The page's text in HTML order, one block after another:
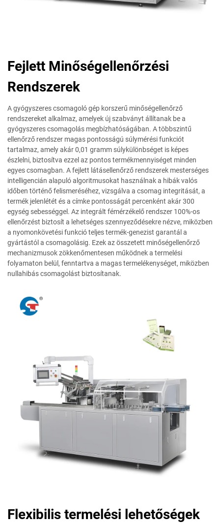
Fejlett Minőségellenőrzési
Rendszerek
A gyógyszeres csomagoló gép korszerű minőségellenőrző
rendszereket alkalmaz, amelyek új szabványt állítanak be a
gyógyszeres csomagolás megbízhatóságában. A többszintű
ellenőrző rendszer magas pontosságú súlymérési funkciót
tartalmaz, amely akár 0,01 gramm súlykülönbséget is képes
észlelni, biztosítva ezzel az pontos termékmennyiséget minden
egyes csomagban. A fejlett látásellenőrző rendszerek mesterséges
intelligencián alapuló algoritmusokat használnak a hibák valós
időben történő felismeréséhez, vizsgálva a csomag integritását, a
termék jelenlétét és a címke pontosságát percenként akár 300
egység sebességgel. Az integrált fémérzékelő rendszer 100%-os
ellenőrzést biztosít a lehetséges szennyeződésekre nézve, miközben
a nyomonkövetési funkció teljes termék-genezist garantál a
gyártástól a csomagolásig. Ezek az összetett minőségellenőrző
mechanizmusok zökkenőmentesen működnek a termelési
folyamaton belül, fenntartva a magas termelékenységet, miközben
nullahibás csomagolást biztosítanak.
Flexibilis termelési lehetőségek